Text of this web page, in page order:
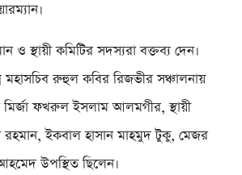
ও স্থায়ী কমিটির সদস্যরা বক্তব্য দেন।
মহাসচিব রুহুল কবির রিজভীর সঞ্চালনায়
ফখরুল ইসলাম আলমগীর, স্থায়ী
রহমান, ইকবাল হাসান মাহমুদ টুকু, মেজর
উপস্থিত ছিলেন।